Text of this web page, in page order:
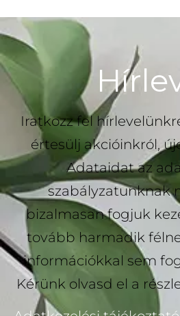
Iratkozz fel
értesülj akcióinkról,
Adataidat az
szabályzatunknak
bizalmasan fogjuk
tovább harmadik
információkkal sem
Kérünk olvasd el a